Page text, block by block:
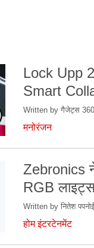
Lock Upp
Smart
Written by गैजेट्स
मनोरंजन
Zebronics
RGB
Written by नितेश
होम इंटरटेनमेंट